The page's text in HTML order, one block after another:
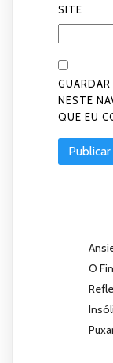
SITE
NESTE
QUE EU
O